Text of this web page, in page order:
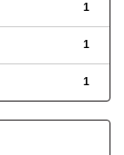
1
1
1